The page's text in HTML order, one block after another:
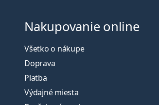
Nakupovanie online
Všetko o nákupe
Doprava
Platba
Výdajné miesta